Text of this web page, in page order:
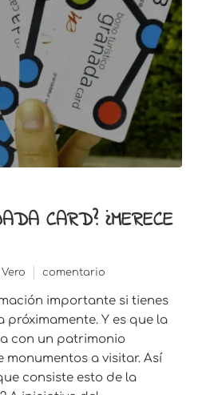
CARD? ¿MERECE
Vero comentario
importante si tienes
Y es que la
con un patrimonio
a visitar. Así
consiste esto de la